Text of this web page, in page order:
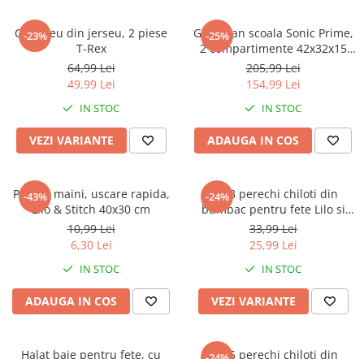
-23%
Compleu din jerseu, 2 piese
T-Rex
64,99 Lei
49,99 Lei
IN STOC
VEZI VARIANTE
-25%
Ghiozdan scoala Sonic Prime,
2 compartimente 42x32x15
cm
205,99 Lei
154,99 Lei
IN STOC
ADAUGA IN COS
-43%
Prosop maini, uscare rapida,
Lilo & Stitch 40x30 cm
10,99 Lei
6,30 Lei
IN STOC
ADAUGA IN COS
-24%
Set 3 perechi chiloti din
bumbac pentru fete Lilo si
Stitch
33,99 Lei
25,99 Lei
IN STOC
VEZI VARIANTE
Halat baie pentru fete, cu
Set 5 perechi chiloti din